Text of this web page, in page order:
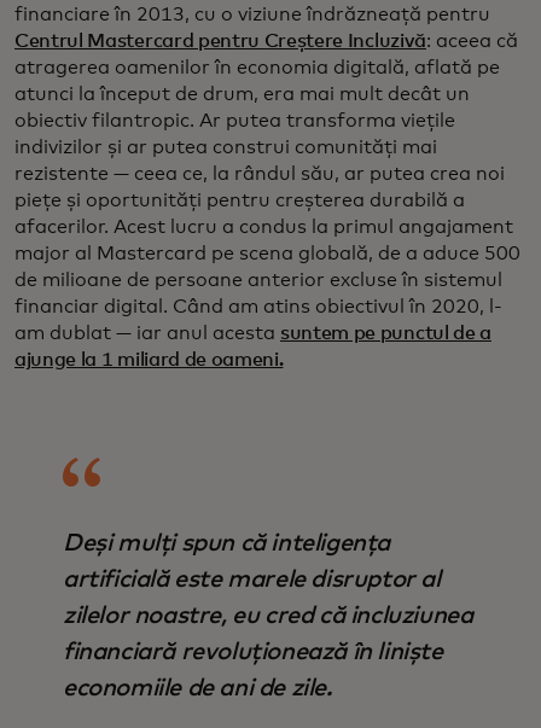
financiare în 2013, cu o viziune îndrăzneață pentru
Centrul Mastercard pentru Creștere Incluzivă: aceea că
atragerea oamenilor în economia digitală, aflată pe
atunci la început de drum, era mai mult decât un
obiectiv filantropic. Ar putea transforma viețile
indivizilor și ar putea construi comunități mai
rezistente — ceea ce, la rândul său, ar putea crea noi
piețe și oportunități pentru creșterea durabilă a
afacerilor. Acest lucru a condus la primul angajament
major al Mastercard pe scena globală, de a aduce 500
de milioane de persoane anterior excluse în sistemul
financiar digital. Când am atins obiectivul în 2020, l-
am dublat — iar anul acesta suntem pe punctul de a
ajunge la 1 miliard de oameni.
Deși mulți spun că inteligența
artificială este marele disruptor al
zilelor noastre, eu cred că incluziunea
financiară revoluționează în liniște
economiile de ani de zile.